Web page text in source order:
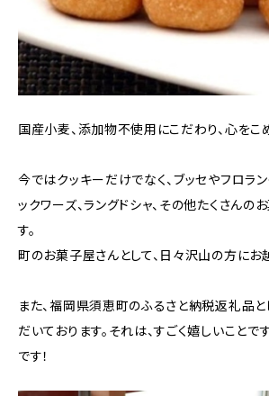
国産小麦、添加物不使用にこだわり、心をこ
今ではクッキーだけでなく、ブッセやフロラ
ックワーズ、ラングドシャ、その他たくさんの
す。
町のお菓子屋さんとして、日々沢山の方にお
また、福岡県須恵町のふるさと納税返礼品と
だいております。それは、すごく嬉しいことで
です！